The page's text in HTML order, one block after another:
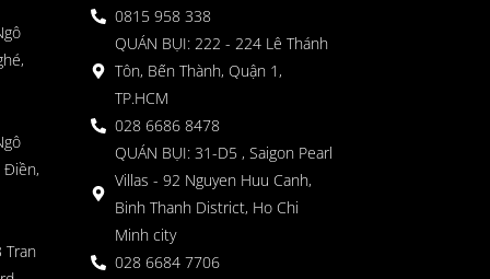
Điền,
Tran
0815 958 338
QUÁN BỤI: 222 - 224 Lê Thánh
Tôn, Bến Thành, Quận 1,
TP.HCM
028 6686 8478
QUÁN BỤI: 31-D5 , Saigon Pearl
Villas - 92 Nguyen Huu Canh,
Binh Thanh District, Ho Chi
Minh city
028 6684 7706